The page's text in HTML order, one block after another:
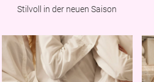
Stilvoll in der neuen Saison